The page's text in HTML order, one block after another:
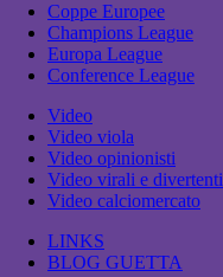
Coppe Europee
Champions League
Europa League
Conference League
Video
Video viola
Video opinionisti
Video virali e divertenti
Video calciomercato
LINKS
BLOG GUETTA